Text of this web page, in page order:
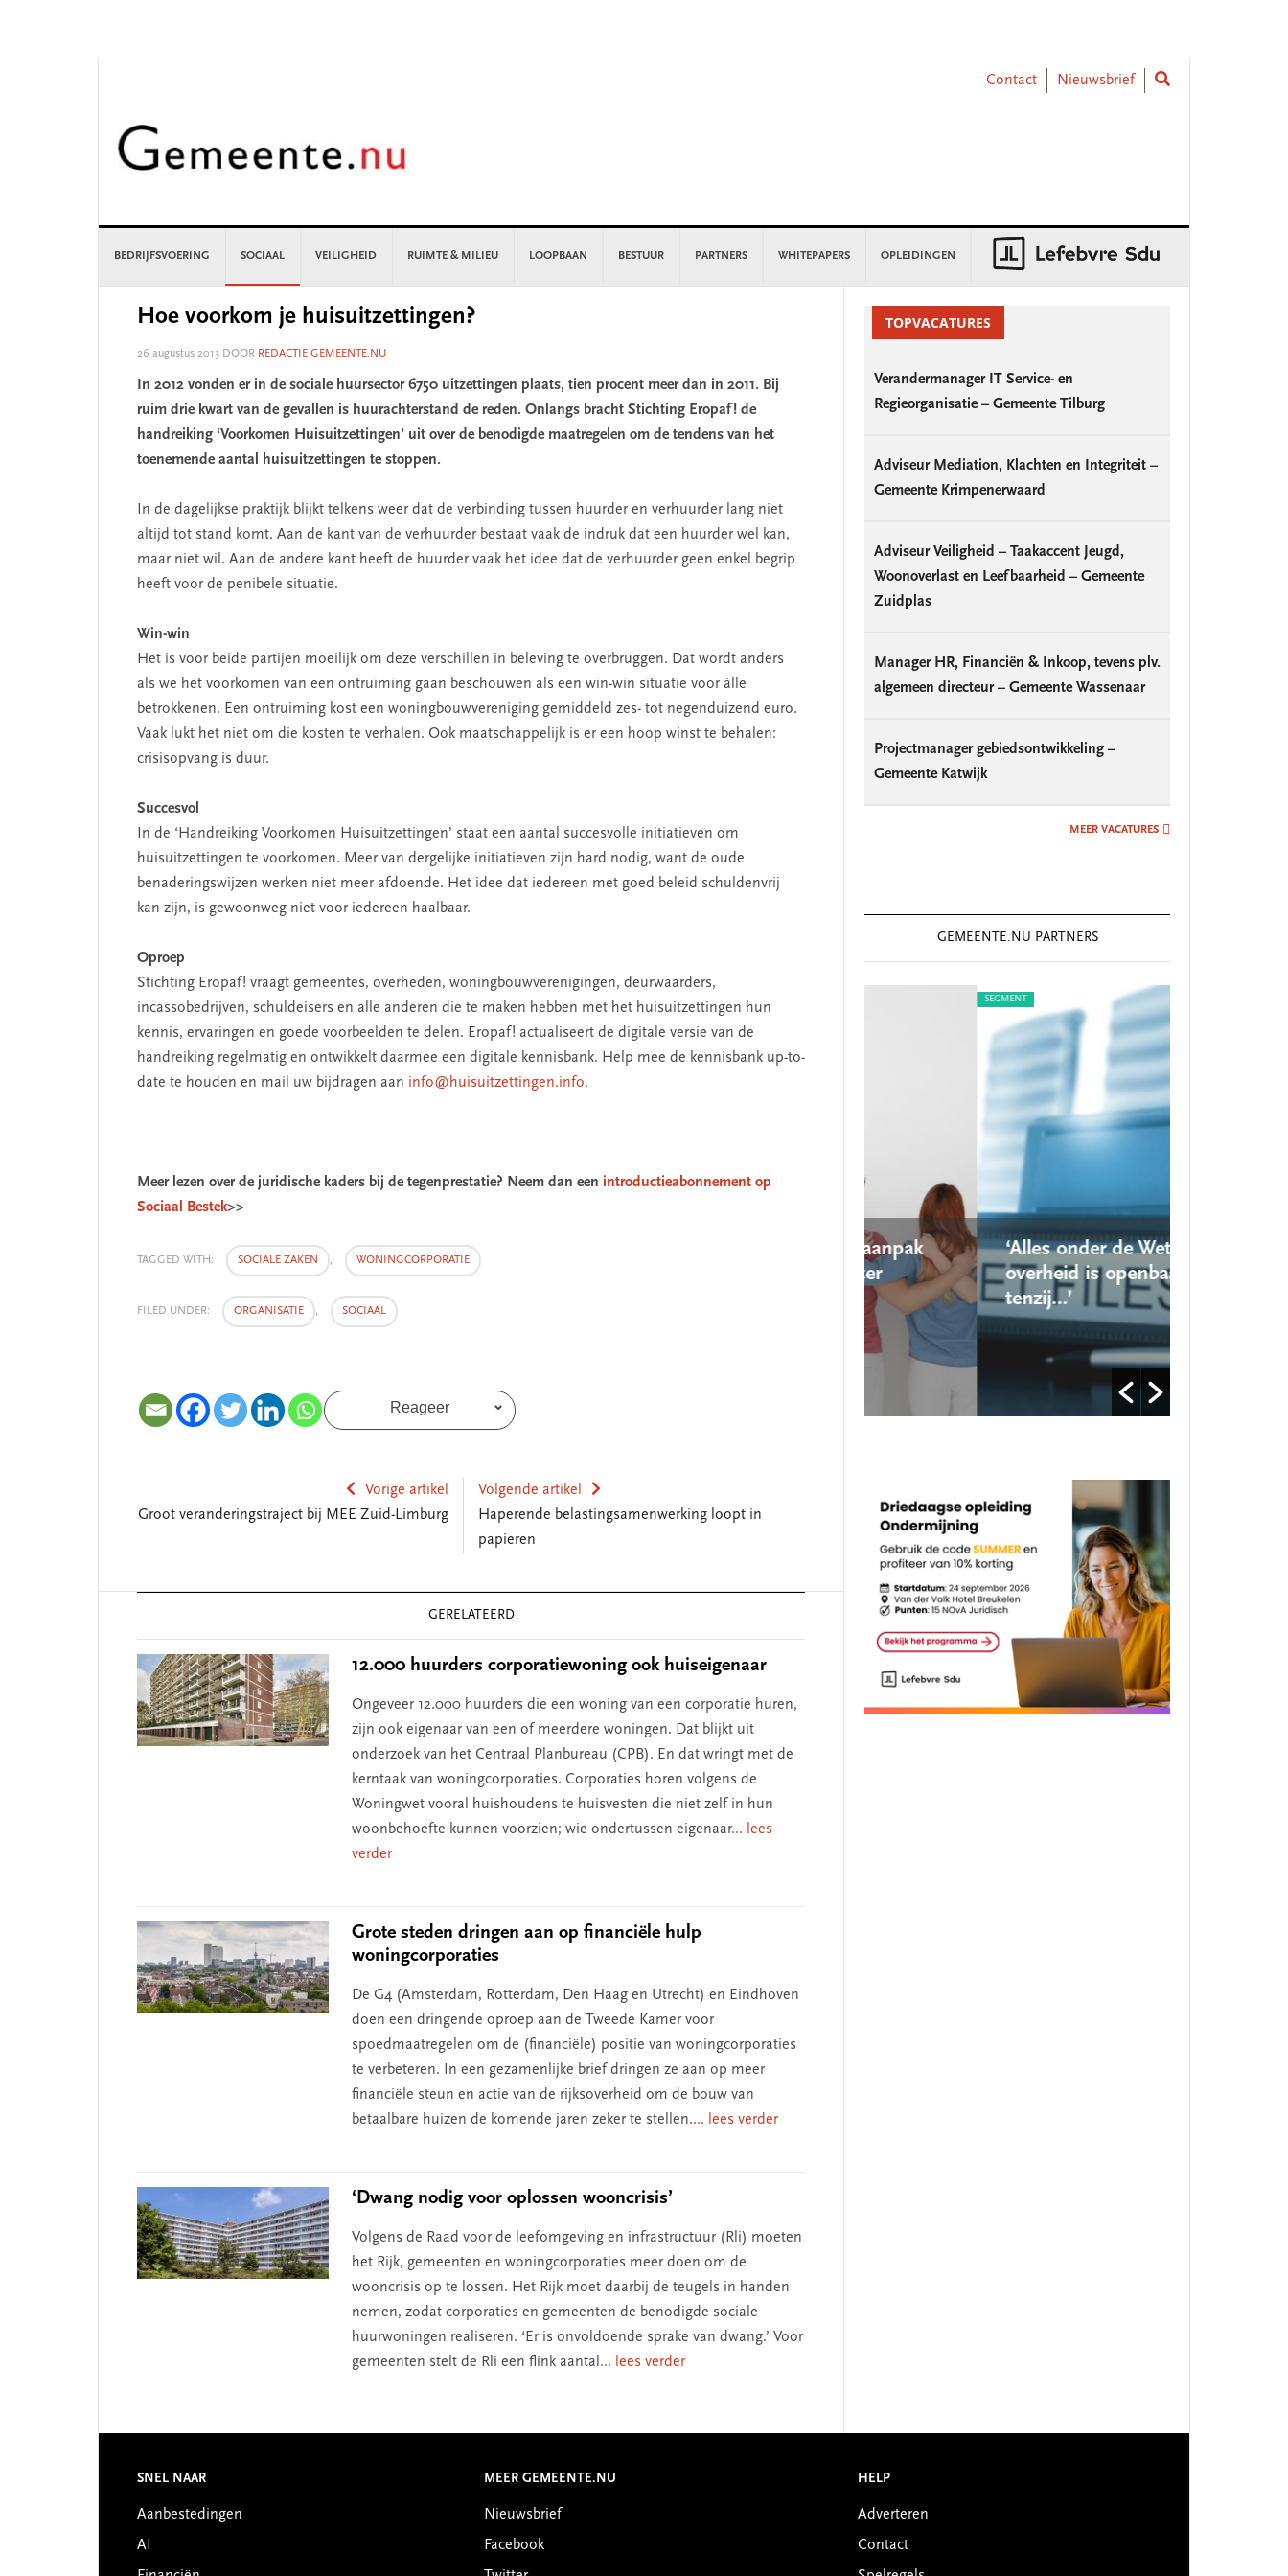
Contact
Nieuwsbrief
BEDRIJFSVOERING SOCIAAL VEILIGHEID RUIMTE & MILIEU LOOPBAAN BESTUUR PARTNERS WHITEPAPERS OPLEIDINGEN
Hoe voorkom je huisuitzettingen?
26 augustus 2013 DOOR REDACTIE GEMEENTE.NU
In 2012 vonden er in de sociale huursector 6750 uitzettingen plaats, tien procent meer dan in 2011. Bij
ruim drie kwart van de gevallen is huurachterstand de reden. Onlangs bracht Stichting Eropaf! de
handreiking ‘Voorkomen Huisuitzettingen’ uit over de benodigde maatregelen om de tendens van het
toenemende aantal huisuitzettingen te stoppen.
In de dagelijkse praktijk blijkt telkens weer dat de verbinding tussen huurder en verhuurder lang niet
altijd tot stand komt. Aan de kant van de verhuurder bestaat vaak de indruk dat een huurder wel kan,
maar niet wil. Aan de andere kant heeft de huurder vaak het idee dat de verhuurder geen enkel begrip
heeft voor de penibele situatie.
Win-win
Het is voor beide partijen moeilijk om deze verschillen in beleving te overbruggen. Dat wordt anders
als we het voorkomen van een ontruiming gaan beschouwen als een win-win situatie voor álle
betrokkenen. Een ontruiming kost een woningbouwvereniging gemiddeld zes- tot negenduizend euro.
Vaak lukt het niet om die kosten te verhalen. Ook maatschappelijk is er een hoop winst te behalen:
crisisopvang is duur.
Succesvol
In de ‘Handreiking Voorkomen Huisuitzettingen’ staat een aantal succesvolle initiatieven om
huisuitzettingen te voorkomen. Meer van dergelijke initiatieven zijn hard nodig, want de oude
benaderingswijzen werken niet meer afdoende. Het idee dat iedereen met goed beleid schuldenvrij
kan zijn, is gewoonweg niet voor iedereen haalbaar.
Oproep
Stichting Eropaf! vraagt gemeentes, overheden, woningbouwverenigingen, deurwaarders,
incassobedrijven, schuldeisers en alle anderen die te maken hebben met het huisuitzettingen hun
kennis, ervaringen en goede voorbeelden te delen. Eropaf! actualiseert de digitale versie van de
handreiking regelmatig en ontwikkelt daarmee een digitale kennisbank. Help mee de kennisbank up-to-
date te houden en mail uw bijdragen aan info@huisuitzettingen.info.
Meer lezen over de juridische kaders bij de tegenprestatie? Neem dan een introductieabonnement op
Sociaal Bestek>>
TAGGED WITH: SOCIALE ZAKEN , WONINGCORPORATIE
FILED UNDER: ORGANISATIE , SOCIAAL
Reageer
Vorige artikel
Groot veranderingstraject bij MEE Zuid-Limburg
Volgende artikel
Haperende belastingsamenwerking loopt in
papieren
GERELATEERD
12.000 huurders corporatiewoning ook huiseigenaar
Ongeveer 12.000 huurders die een woning van een corporatie huren,
zijn ook eigenaar van een of meerdere woningen. Dat blijkt uit
onderzoek van het Centraal Planbureau (CPB). En dat wringt met de
kerntaak van woningcorporaties. Corporaties horen volgens de
Woningwet vooral huishoudens te huisvesten die niet zelf in hun
woonbehoefte kunnen voorzien; wie ondertussen eigenaar... lees
verder
Grote steden dringen aan op financiële hulp
woningcorporaties
De G4 (Amsterdam, Rotterdam, Den Haag en Utrecht) en Eindhoven
doen een dringende oproep aan de Tweede Kamer voor
spoedmaatregelen om de (financiële) positie van woningcorporaties
te verbeteren. In een gezamenlijke brief dringen ze aan op meer
financiële steun en actie van de rijksoverheid om de bouw van
betaalbare huizen de komende jaren zeker te stellen.... lees verder
‘Dwang nodig voor oplossen wooncrisis’
Volgens de Raad voor de leefomgeving en infrastructuur (Rli) moeten
het Rijk, gemeenten en woningcorporaties meer doen om de
wooncrisis op te lossen. Het Rijk moet daarbij de teugels in handen
nemen, zodat corporaties en gemeenten de benodigde sociale
huurwoningen realiseren. ‘Er is onvoldoende sprake van dwang.’ Voor
gemeenten stelt de Rli een flink aantal ... lees verder
SidebarTOPVACATURES
Verandermanager IT Service- en
Regieorganisatie – Gemeente Tilburg
Adviseur Mediation, Klachten en Integriteit –
Gemeente Krimpenerwaard
Adviseur Veiligheid – Taakaccent Jeugd,
Woonoverlast en Leefbaarheid – Gemeente
Zuidplas
Manager HR, Financiën & Inkoop, tevens plv.
algemeen directeur – Gemeente Wassenaar
Projectmanager gebiedsontwikkeling –
Gemeente Katwijk
MEER VACATURES
GEMEENTE.NU PARTNERS
SEGMENT
‘Persoonlijk leiderschap
begint bij zelfkennis’
SEGMENT
‘Alles onder de Wet open
overheid is openbaar,
tenzij…’
Footer
SNEL NAAR
Aanbestedingen
AI
MEER GEMEENTE.NU
Nieuwsbrief
Facebook
HELP
Adverteren
Contact